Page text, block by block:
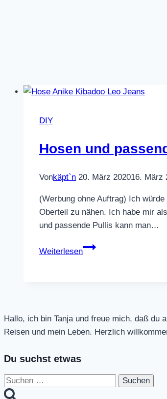
DIY
Hosen und
Vonkäpt`n 20. März 202016. März
(Werbung ohne Auftrag) Ich
Oberteil zu nähen. Ich habe mir
und passende Pullis kann man…
Weiterlesen
Hosen
Hallo, ich bin Tanja und freue mich, daß du
Reisen und mein Leben. Herzlich
Du suchst etwas
Suchen
nach: